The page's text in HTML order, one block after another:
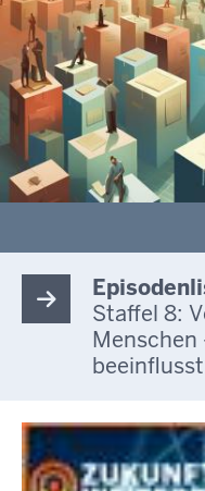
Staffel 8:
Menschen
beeinflusst